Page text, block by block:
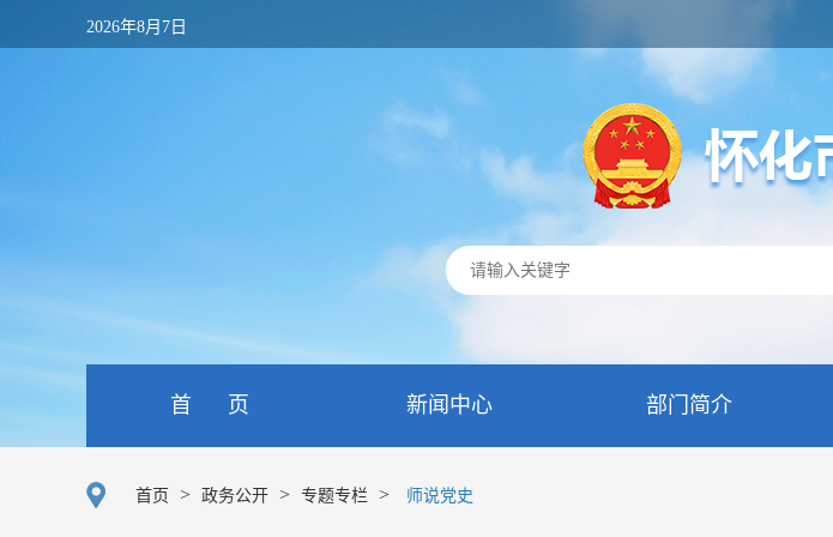
2026年8月7日
首 页 新闻中心 部门简介
首页 > 政务公开 > 专题专栏 > 师说党史